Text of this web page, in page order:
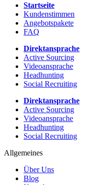
Startseite
Kundenstimmen
Angebotspakete
FAQ
Direktansprache
Active Sourcing
Videoansprache
Headhunting
Social Recruiting
Direktansprache
Active Sourcing
Videoansprache
Headhunting
Social Recruiting
Allgemeines
Über Uns
Blog